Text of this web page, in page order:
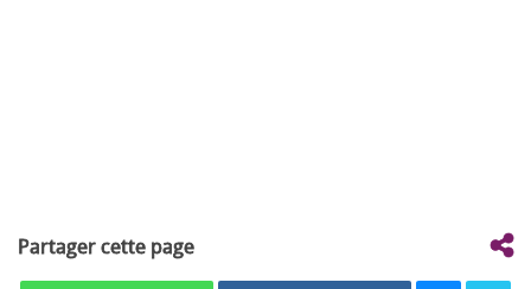
Partager cette page